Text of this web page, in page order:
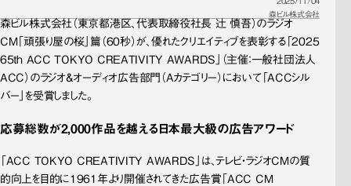
森ビル株式会社
森ビル株式会社（東京都港区、代表取締役社長 辻 慎吾）のラジオ
CM「頑張り屋の桜」篇（60秒）が、優れたクリエイティブを表彰する「2025
65th ACC TOKYO CREATIVITY AWARDS」（主催：一般社団法人
ACC）のラジオ&オーディオ広告部門（Aカテゴリー）において「ACCシル
バー」を受賞しました。
応募総数が2,000作品を越える日本最大級の広告アワード
「ACC TOKYO CREATIVITY AWARDS」は、テレビ・ラジオCMの質
的向上を目的に1961年より開催されてきた広告賞「ACC CM